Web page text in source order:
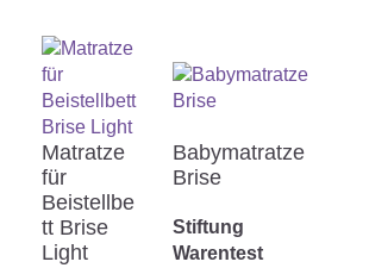
Betteinsatz
Puck-Schlafsack
Innenschlafsack
Krabbeldecke
Kuschelkissen
TEXTILIEN
Bettwäsche
Spannbettlaken
Bettschlange
ENTWICKLUNGSFÖRDERUNG
Kuschelnest
ZUBEHÖR
Matratze
für
Beistellbe
tt Brise
Light
Babymatratze
Brise
Stiftung
Warentest